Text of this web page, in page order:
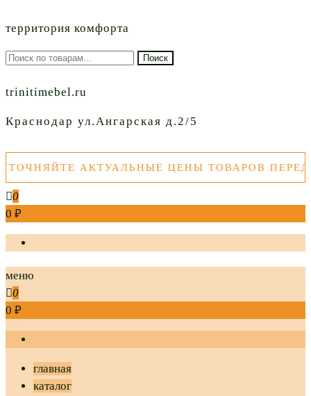
территория комфорта
Искать: Поиск
trinitimebel.ru
Краснодар ул.Ангарская д.2/5
АКТУАЛЬНЫЕ ЦЕНЫ ТОВАРОВ ПЕРЕД
0
0 ₽
меню
0
0 ₽
главная
каталог